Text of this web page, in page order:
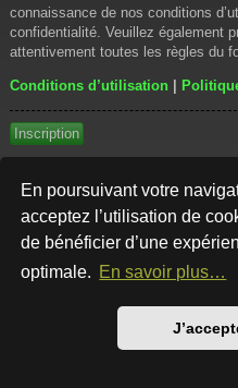
En poursuivant votre
acceptez l’utilisation de
de bénéficier d’une
optimale. En savoir plus…
connaissance de nos conditions
confidentialité. Veuillez également
attentivement toutes les règles du
Conditions d’utilisation |
Inscription
Accueil du forum
Développé parphpBB®
Style par
Traduction